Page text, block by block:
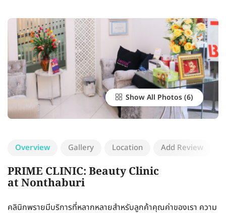
Show All Photos
Overview Gallery Location Add Review
PRIME CLINIC: Beauty Clinic
at Nonthaburi
คลินิกพรายมีบริการที่หลากหลายสำหรับลูกค้าคุณค่าของเรา ความ